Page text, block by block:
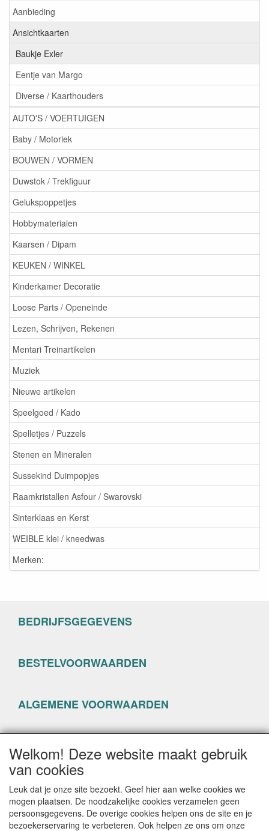
Aanbieding
Ansichtkaarten
Baukje Exler
Eentje van Margo
Diverse / Kaarthouders
AUTO'S / VOERTUIGEN
Baby / Motoriek
BOUWEN / VORMEN
Duwstok / Trekfiguur
Gelukspoppetjes
Hobbymaterialen
Kaarsen / Dipam
KEUKEN / WINKEL
Kinderkamer Decoratie
Loose Parts / Openeinde
Lezen, Schrijven, Rekenen
Mentari Treinartikelen
Muziek
Nieuwe artikelen
Speelgoed / Kado
Spelletjes / Puzzels
Stenen en Mineralen
Sussekind Duimpopjes
Raamkristallen Asfour / Swarovski
Sinterklaas en Kerst
WEIBLE klei / kneedwas
Merken:
BEDRIJFSGEGEVENS
BESTELVOORWAARDEN
ALGEMENE VOORWAARDEN
PRIVACYVERKLARING
CONTACTGEGEVENS
Welkom! Deze website maakt gebruik
van cookies
Leuk dat je onze site bezoekt. Geef hier aan welke cookies we
mogen plaatsen. De noodzakelijke cookies verzamelen geen
persoonsgegevens. De overige cookies helpen ons de site en je
bezoekerservaring te verbeteren. Ook helpen ze ons om onze